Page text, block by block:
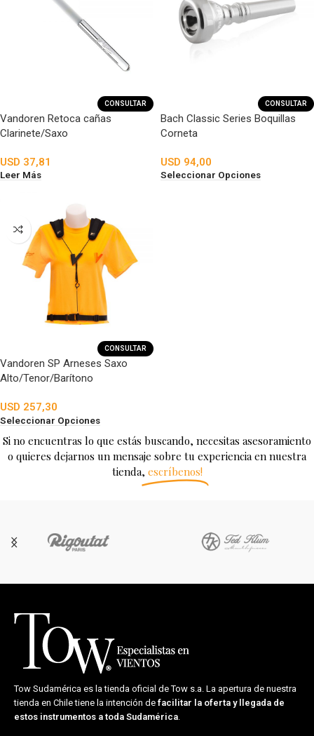
CONSULTAR
Vandoren Retoca cañas
Clarinete/Saxo
USD 37,81
Leer Más
CONSULTAR
Bach Classic Series Boquillas
Corneta
USD 94,00
Seleccionar Opciones
CONSULTAR
Vandoren SP Arneses Saxo
Alto/Tenor/Barítono
USD 257,30
Seleccionar Opciones
Si no encuentras lo que estás buscando, necesitas asesoramiento
o quieres dejarnos un mensaje sobre tu experiencia en nuestra
tienda, escríbenos!
Tow Sudamérica es la tienda oficial deTow s.a. La apertura de nuestra
tienda en Chile tiene la intención de facilitar la oferta y llegada de
estos instrumentos a toda Sudamérica